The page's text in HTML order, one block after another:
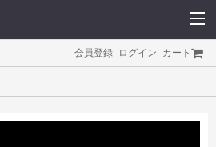
会員登録 ログイン カート